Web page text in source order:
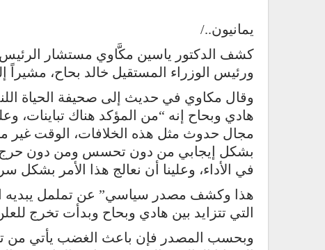
يمانيون../
كشف الدكتور ياسين مكَّاوي مستشار الرئيس
ورئيس الوزراء المستقيل خالد بحاح،
وقال مكاوي في حديث إلى صحيفة الحياة
هادي وبحاح إنه “من المؤكد هناك تباينات،
مجال حدوث مثل هذه الخلافات، الوقت غير
بشكل إيجابي من دون تحسس ومن دون
في الأداء، وعلينا أن نعالج هذا الأمر بشكل
هذا وكشف مصدر سياسي” عن تململ يبديه
التي تتزايد بين هادي وبحاح وبدأت تخرج
وبحسب المصدر فإن باعث الغضب يأتي من